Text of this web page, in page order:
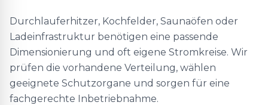
Durchlauferhitzer, Kochfelder, Saunaöfen oder
Ladeinfrastruktur benötigen eine passende
Dimensionierung und oft eigene Stromkreise. Wir
prüfen die vorhandene Verteilung, wählen
geeignete Schutzorgane und sorgen für eine
fachgerechte Inbetriebnahme.